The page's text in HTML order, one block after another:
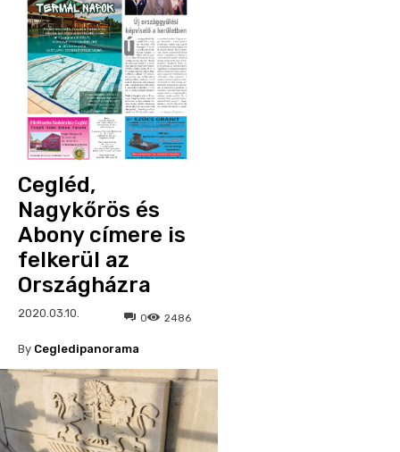
Cegléd,
Nagykőrös és
Abony címere is
felkerül az
Országházra
2020.03.10. 2486
0
By Cegledipanorama